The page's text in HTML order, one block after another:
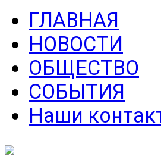
ГЛАВНАЯ
НОВОСТИ
ОБЩЕСТВО
СОБЫТИЯ
Наши